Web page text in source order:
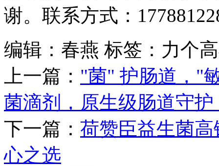
谢。联系方式：
编辑：春燕 标签：力个
上一篇： "菌" 护肠道，"
菌滴剂，原生级肠道守
下一篇： 荷赞臣益生菌
心之选